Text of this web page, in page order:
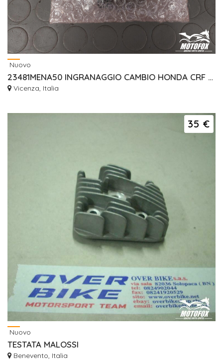
Nuovo
23481MENA50 INGRANAGGIO CAMBIO HONDA CRF 450 2011 2012
Vicenza, Italia
35 €
Nuovo
TESTATA MALOSSI
Benevento, Italia